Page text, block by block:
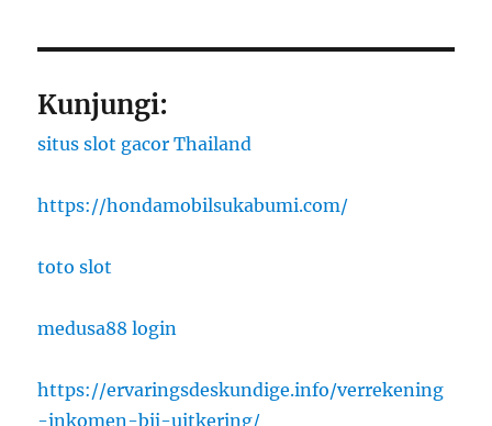
Kunjungi:
situs slot gacor Thailand
https://hondamobilsukabumi.com/
toto slot
medusa88 login
https://ervaringsdeskundige.info/verrekening
-inkomen-bij-uitkering/